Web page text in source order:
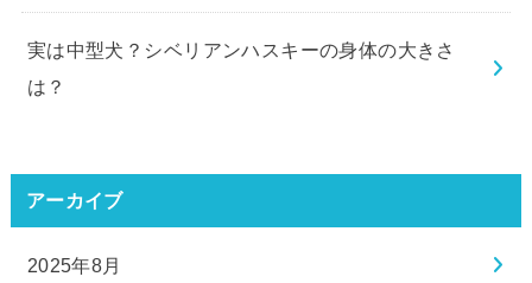
実は中型犬？シベリアンハスキーの身体の大きさ
は？
アーカイブ
2025年8月